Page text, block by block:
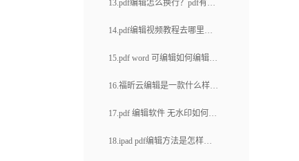
13.pdf编辑怎么换行？pdf有哪
些优点
14.pdf编辑视频教程去哪里看
比较好？pdf如何编辑文本和图
15.pdf word 可编辑如何编辑？
pdf word编辑技巧
16.福昕云编辑是一款什么样的
PDF编辑器？如何把pdf文件转
17.pdf 编辑软件 无水印如何操
作？pdf怎么编辑页码？
18.ipad pdf编辑方法是怎样